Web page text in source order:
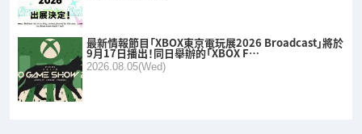
最新情報節目「XBOX東京電玩展2026 Broadcast」將於
9月17日播出！同日舉辦的「XBOX F…
2026.08.05(Wed)